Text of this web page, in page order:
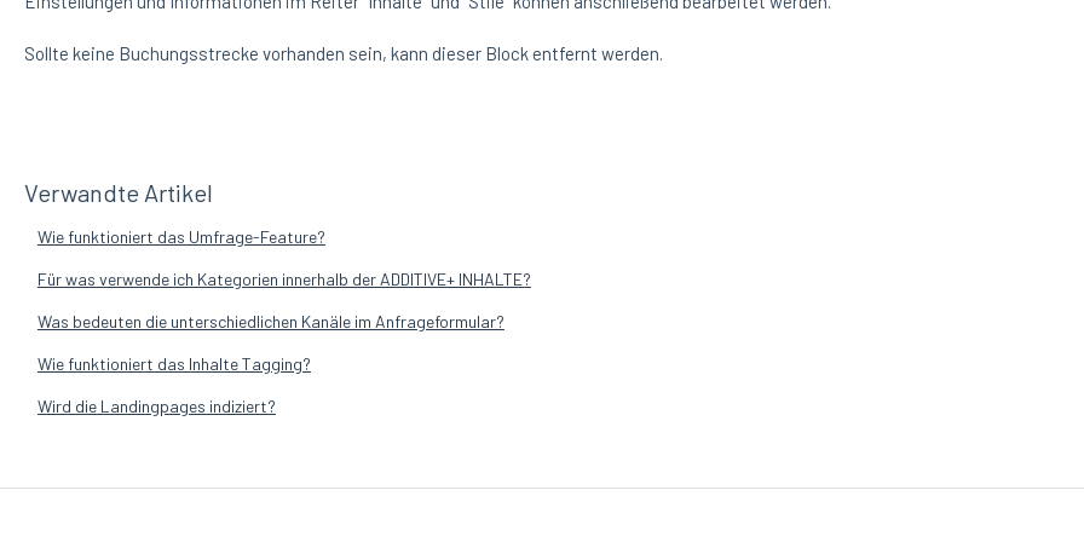
Sollte keine Buchungsstrecke vorhanden sein, kann dieser Block entfernt werden.
Verwandte Artikel
Wie funktioniert das Umfrage-Feature?
Für was verwende ich Kategorien innerhalb der ADDITIVE+ INHALTE?
Was bedeuten die unterschiedlichen Kanäle im Anfrageformular?
Wie funktioniert das Inhalte Tagging?
Wird die Landingpages indiziert?